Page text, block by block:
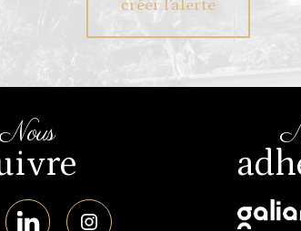
créer l'alerte
nous